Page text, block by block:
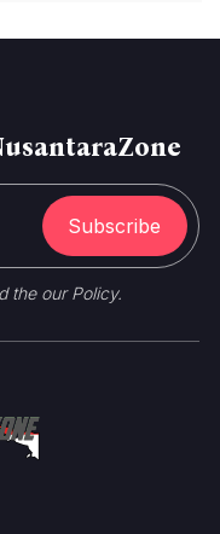
the our Policy.
Subscribe